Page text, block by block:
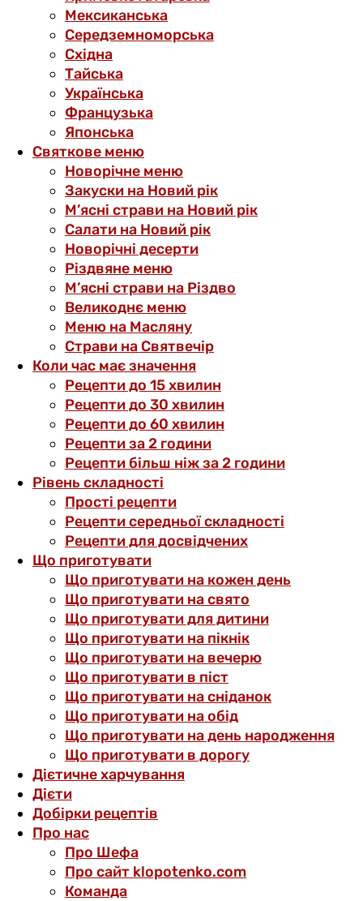
Мексиканська
Середземноморська
Східна
Тайська
Українська
Французька
Японська
Святкове меню
Новорічне меню
Закуски на Новий рік
М’ясні страви на Новий рік
Салати на Новий рік
Новорічні десерти
Різдвяне меню
М’ясні страви на Різдво
Великоднє меню
Меню на Масляну
Страви на Святвечір
Коли час має значення
Рецепти до 15 хвилин
Рецепти до 30 хвилин
Рецепти до 60 хвилин
Рецепти за 2 години
Рецепти більш ніж за 2 години
Рівень складності
Прості рецепти
Рецепти середньої складності
Рецепти для досвідчених
Що приготувати
Що приготувати на кожен день
Що приготувати на свято
Що приготувати для дитини
Що приготувати на пікнік
Що приготувати на вечерю
Що приготувати в піст
Що приготувати на сніданок
Що приготувати на обід
Що приготувати на день народження
Що приготувати в дорогу
Дієтичне харчування
Дієти
Добірки рецептів
Про нас
Про Шефа
Про сайт klopotenko.com
Команда